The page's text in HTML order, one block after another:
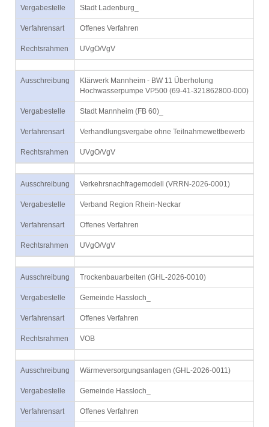
Vergabestelle Stadt Ladenburg_
Verfahrensart Offenes Verfahren
Rechtsrahmen UVgO/VgV
Ausschreibung
Klärwerk Mannheim - BW 11 Überholung
Hochwasserpumpe VP500 (69-41-321862800-000)
Vergabestelle Stadt Mannheim (FB 60)_
Verfahrensart Verhandlungsvergabe ohne Teilnahmewettbewerb
Rechtsrahmen UVgO/VgV
Ausschreibung Verkehrsnachfragemodell (VRRN-2026-0001)
Vergabestelle Verband Region Rhein-Neckar
Verfahrensart Offenes Verfahren
Rechtsrahmen UVgO/VgV
Ausschreibung Trockenbauarbeiten (GHL-2026-0010)
Vergabestelle Gemeinde Hassloch_
Verfahrensart Offenes Verfahren
Rechtsrahmen VOB
Ausschreibung Wärmeversorgungsanlagen (GHL-2026-0011)
Vergabestelle Gemeinde Hassloch_
Verfahrensart Offenes Verfahren